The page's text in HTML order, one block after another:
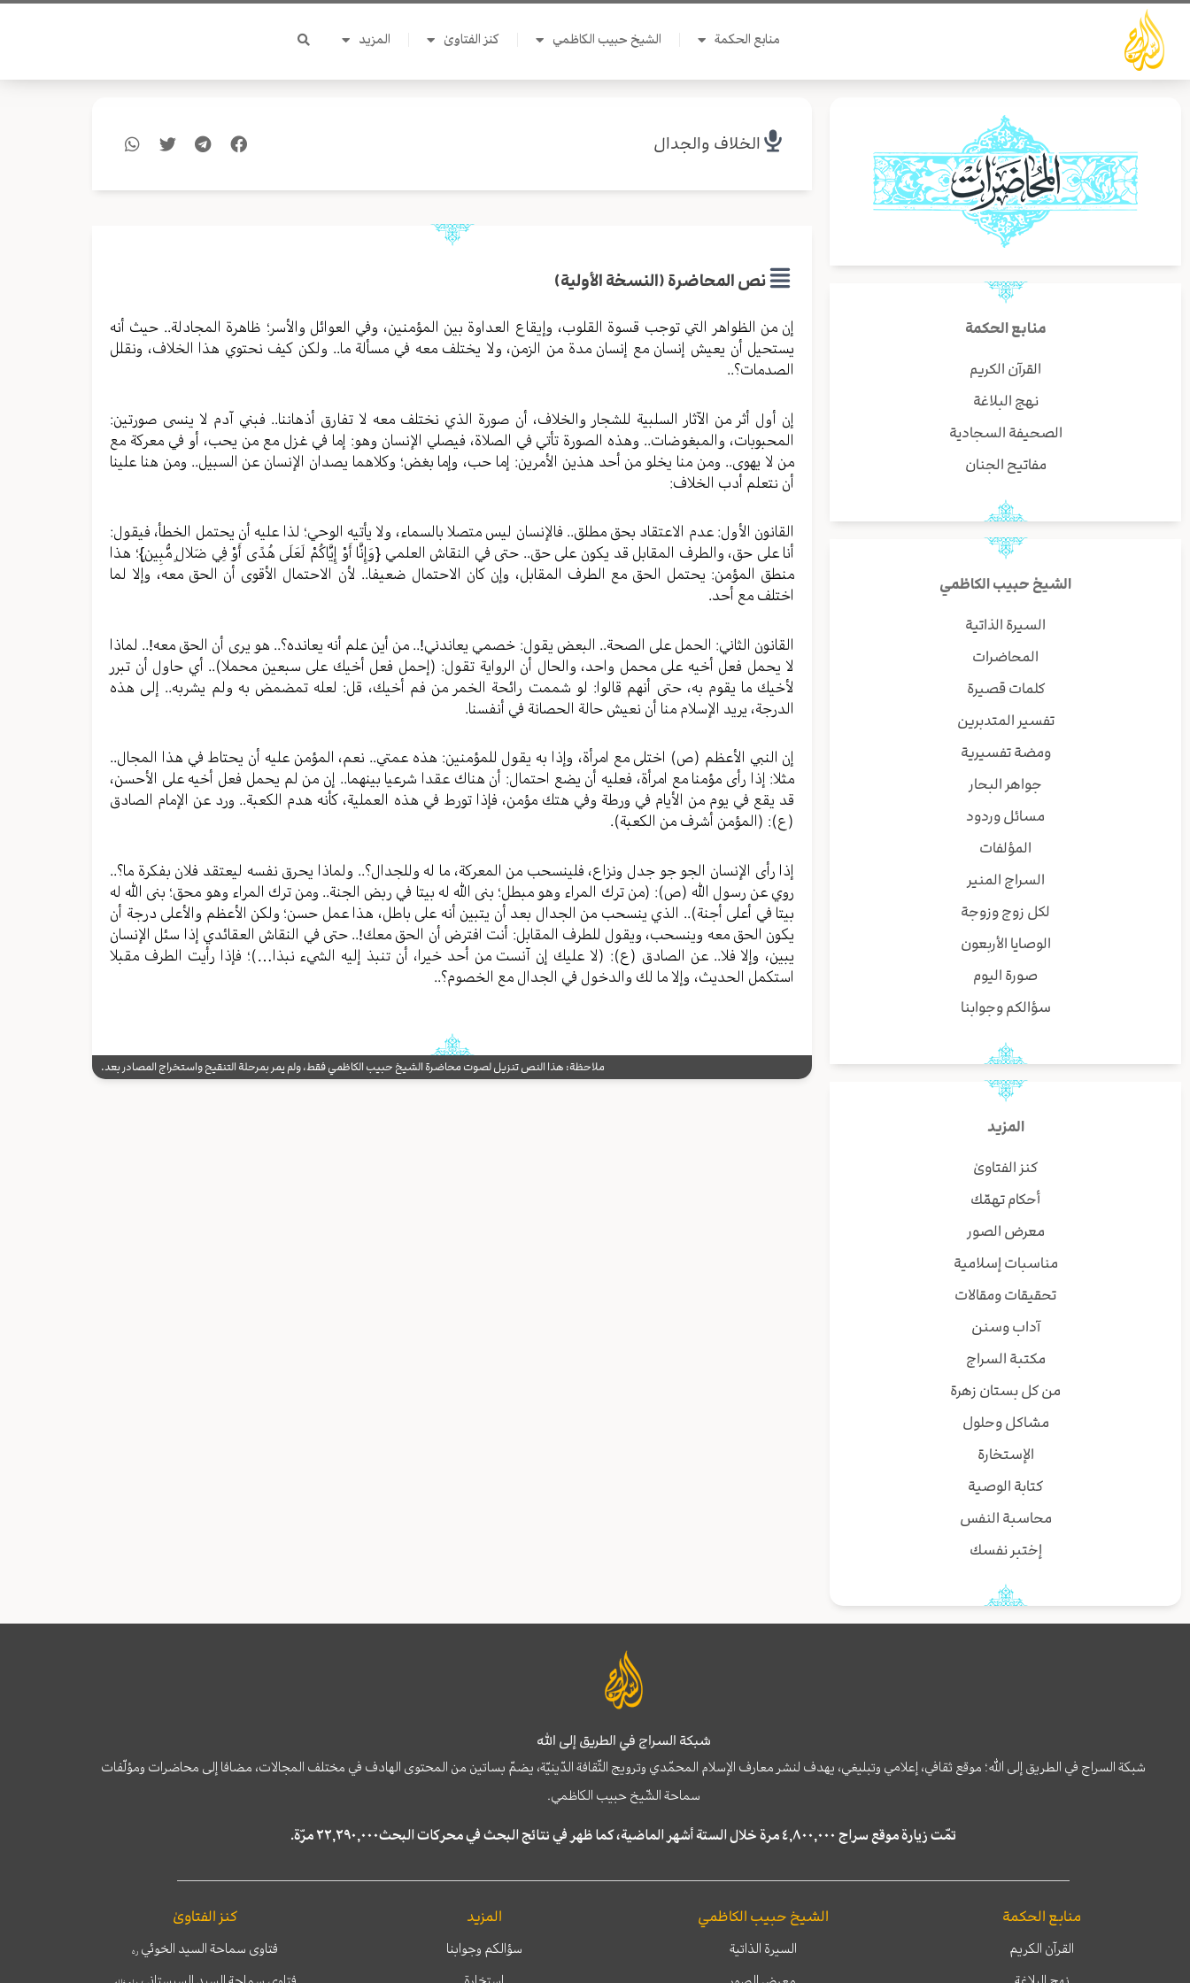
تخطي
المحتوى
منابع الحكمة الشيخ حبيب الكاظمي كنز الفتاوىٰ المزيد
منابع الحكمة
القرآن الكريم
نهج البلاغة
الصحيفة السجادية
مفاتيح الجنان
الشيخ حبيب الكاظمي
السيرة الذاتية
المحاضرات
كلمات قصيرة
تفسير المتدبرين
ومضة تفسيرية
جواهر البحار
مسائل وردود
المؤلفات
السراج المنير
لكل زوج وزوجة
الوصايا الأربعون
صورة اليوم
سؤالكم وجوابنا
المزيد
كنز الفتاوىٰ
أحكام تهمّك
معرض الصور
مناسبات إسلامية
تحقيقات ومقالات
آداب وسنن
مكتبة السراج
من كل بستان زهرة
مشاكل وحلول
الإستخارة
كتابة الوصية
محاسبة النفس
إختبر نفسك
الخلاف والجدال
نص المحاضرة (النسخة الأولية)
إن من الظواهر التي توجب قسوة القلوب، وإيقاع العداوة بين المؤمنين، وفي العوائل والأسر؛ ظاهرة المجادلة.. حيث أنه
يستحيل أن يعيش إنسان مع إنسان مدة من الزمن، ولا يختلف معه في مسألة ما.. ولكن كيف نحتوي هذا الخلاف، ونقلل
الصدمات؟..
إن أول أثر من الآثار السلبية للشجار والخلاف، أن صورة الذي نختلف معه لا تفارق أذهاننا.. فبني آدم لا ينسى صورتين:
المحبوبات، والمبغوضات.. وهذه الصورة تأتي في الصلاة، فيصلي الإنسان وهو: إما في غزل مع من يحب، أو في معركة مع
من لا يهوى.. ومن منا يخلو من أحد هذين الأمرين: إما حب، وإما بغض؛ وكلاهما يصدان الإنسان عن السبيل.. ومن هنا علينا
أن نتعلم أدب الخلاف:
القانون الأول: عدم الاعتقاد بحق مطلق.. فالإنسان ليس متصلا بالسماء، ولا يأتيه الوحي؛ لذا عليه أن يحتمل الخطأ، فيقول:
أنا على حق، والطرف المقابل قد يكون على حق.. حتى في النقاش العلمي {وَإِنَّا أَوْ إِيَّاكُمْ لَعَلَى هُدًى أَوْ فِي ضَلالٍ مُّبِينٍ}؛ هذا
منطق المؤمن: يحتمل الحق مع الطرف المقابل، وإن كان الاحتمال ضعيفا.. لأن الاحتمال الأقوى أن الحق معه، وإلا لما
اختلف مع أحد.
القانون الثاني: الحمل على الصحة.. البعض يقول: خصمي يعاندني!.. من أين علم أنه يعانده؟.. هو يرى أن الحق معه!.. لماذا
لا يحمل فعل أخيه على محمل واحد، والحال أن الرواية تقول: (إحمل فعل أخيك على سبعين محملا).. أي حاول أن تبرر
لأخيك ما يقوم به، حتى أنهم قالوا: لو شممت رائحة الخمر من فم أخيك، قل: لعله تمضمض به ولم يشربه.. إلى هذه
الدرجة، يريد الإسلام منا أن نعيش حالة الحصانة في أنفسنا.
إن النبي الأعظم (ص) اختلى مع امرأة، وإذا به يقول للمؤمنين: هذه عمتي.. نعم، المؤمن عليه أن يحتاط في هذا المجال..
مثلا: إذا رأى مؤمنا مع امرأة، فعليه أن يضع احتمال: أن هناك عقدا شرعيا بينهما.. إن من لم يحمل فعل أخيه على الأحسن،
قد يقع في يوم من الأيام في ورطة وفي هتك مؤمن، فإذا تورط في هذه العملية، كأنه هدم الكعبة.. ورد عن الإمام الصادق
(ع): (المؤمن أشرف من الكعبة).
إذا رأى الإنسان الجو جو جدل ونزاع، فلينسحب من المعركة، ما له وللجدال؟.. ولماذا يحرق نفسه ليعتقد فلان بفكرة ما؟..
روي عن رسول الله (ص): (من ترك المراء وهو مبطل؛ بنى الله له بيتا في ربض الجنة.. ومن ترك المراء وهو محق؛ بنى الله له
بيتا في أعلى أجنة).. الذي ينسحب من الجدال بعد أن يتبين أنه على باطل، هذا عمل حسن؛ ولكن الأعظم والأعلى درجة أن
يكون الحق معه وينسحب، ويقول للطرف المقابل: أنت افترض أن الحق معك!.. حتى في النقاش العقائدي إذا سئل الإنسان
يبين، وإلا فلا.. عن الصادق (ع): (لا عليك إن آنست من أحد خيرا، أن تنبذ إليه الشيء نبذا…)؛ فإذا رأيت الطرف مقبلا
استكمل الحديث، وإلا ما لك والدخول في الجدال مع الخصوم؟..
ملاحظة: هذا النص تنزيل لصوت محاضرة الشيخ حبيب الكاظمي فقط، ولم يمر بمرحلة التنقيح واستخراج المصادر بعد.
شبكة السراج في الطريق إلى الله
شبكة السراج في الطريق إلى الله؛ موقع ثقافي، إعلامي وتبليغي، يهدف لنشر معارف الإسلام المحمّدي وترويج الثّقافة الدّينيّة، يضمّ بساتين من المحتوى الهادف في مختلف المجالات، مضافا إلى محاضرات ومؤلّفات
سماحة الشّيخ حبيب الكاظمي.
تمّت زيارة موقع سراج ٤,٨٠٠,٠٠٠ مرة خلال الستة أشهر الماضية، كما ظهر في نتائج البحث في محركات البحث٢٢,٢٩٠,٠٠٠ مرّة.
منابع الحكمة
القرآن الكريم
الشيخ حبيب الكاظمي
السيرة الذاتية
المزيد
سؤالكم وجوابنا
كنز الفتاوىٰ
فتاوى سماحة السيد الخوئي ره